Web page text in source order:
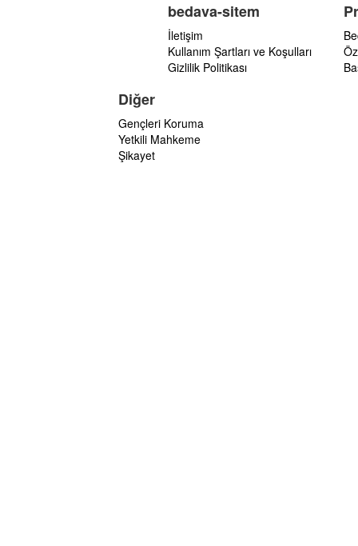
bedava-sitem
İletişim
Kullanım Şartları ve Koşulları
Gizlilik Politikası
Diğer
Gençleri Koruma
Yetkili Mahkeme
Şikayet